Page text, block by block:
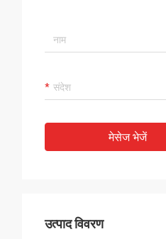
मेसेज भेजें
उत्पाद विवरण